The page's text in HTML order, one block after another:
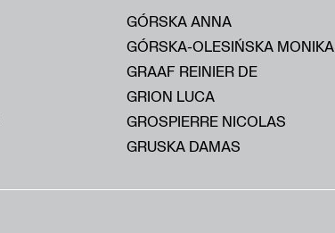
GÓRSKA ANNA
GÓRSKA-OLESIŃSKA MONIKA
GRAAF REINIER DE
GRION LUCA
GROSPIERRE NICOLAS
GRUSKA DAMAS